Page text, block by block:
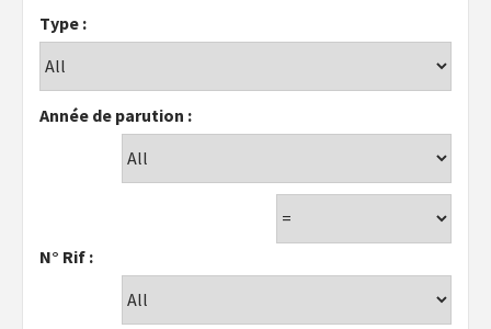
Type :
Année de parution :
N° Rif :